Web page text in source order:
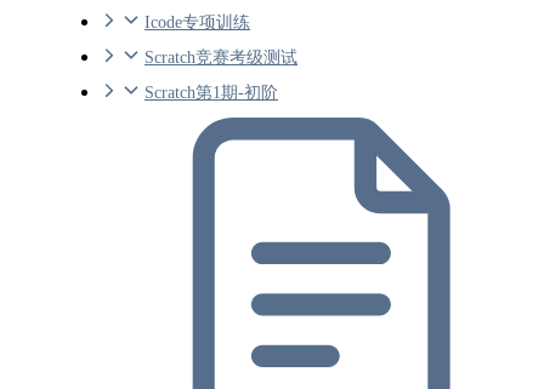
Icode专项训练
Scratch竞赛考级测试
Scratch第1期-初阶